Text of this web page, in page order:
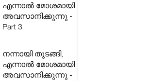
എന്നാൽ മോശമായി
അവസാനിക്കുന്നു -
Part 3
നന്നായി തുടങ്ങി,
എന്നാൽ മോശമായി
അവസാനിക്കുന്നു -